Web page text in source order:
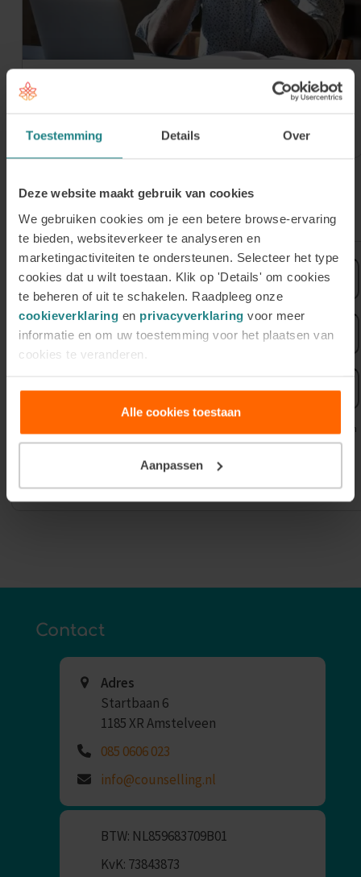
Toestemming Details Over
Deze website maakt gebruik van cookies
We gebruiken cookies om je een betere browse-ervaring
te bieden, websiteverkeer te analyseren en
marketingactiviteiten te ondersteunen. Selecteer het type
cookies dat u wilt toestaan. Klik op 'Details' om cookies
te beheren of uit te schakelen. Raadpleeg onze
cookieverklaring en privacyverklaring voor meer
informatie en om uw toestemming voor het plaatsen van
cookies te veranderen.
Alle cookies toestaan
Aanpassen
Meld je aan voor onze Online Open
Avond op donderdag 3 september
Meld je aan voor de nieuwsbrief
Voornaam
Achternaam
mailadres
Uw gegevens worden gebruikt voor het versturen van onze nieuwsbrief zoals omschreven in
onzePrivacyverklaring.
Contact
Adres
Startbaan 6
1185 XR Amstelveen
085 0606 023
info@counselling.nl
BTW: NL859683709B01
KvK: 73843873